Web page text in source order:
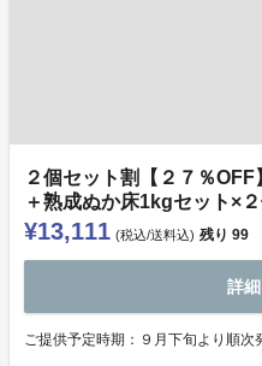
２個セット割【２７％
＋熟成ぬか床1kgセット×
¥13,111 (税込/送料込) 残り 99
詳
ご提供予定時期：９月下旬より順次